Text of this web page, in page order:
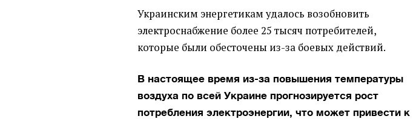
Украинским энергетикам удалось возобновить
электроснабжение более 25 тысяч потребителей,
которые были обесточены из-за боевых действий.
В настоящее время из-за повышения температуры
воздуха по всей Украине прогнозируется рост
потребления электроэнергии, что может привести к